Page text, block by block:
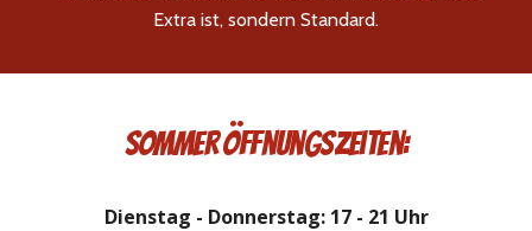
Extra ist, sondern Standard.
Sommer Öffnungszeiten:
Dienstag - Donnerstag: 17 - 21 Uhr